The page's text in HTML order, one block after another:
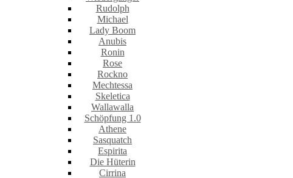
Rudolph
Michael
Lady Boom
Anubis
Ronin
Rose
Rockno
Mechtessa
Skeletica
Wallawalla
Schöpfung 1.0
Athene
Sasquatch
Espirita
Die Hüterin
Cirrina